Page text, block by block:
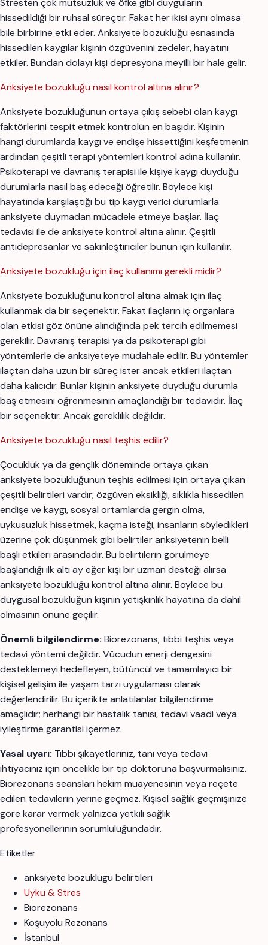
Stresten çok mutsuzluk ve öfke gibi duyguların
hissedildiği bir ruhsal süreçtir. Fakat her ikisi aynı olmasa
bile birbirine etki eder. Anksiyete bozukluğu esnasında
hissedilen kaygılar kişinin özgüvenini zedeler, hayatını
etkiler. Bundan dolayı kişi depresyona meyilli bir hale gelir.
Anksiyete bozukluğu nasıl kontrol altına alınır?
Anksiyete bozukluğunun ortaya çıkış sebebi olan kaygı
faktörlerini tespit etmek kontrolün en başıdır. Kişinin
hangi durumlarda kaygı ve endişe hissettiğini keşfetmenin
ardından çeşitli terapi yöntemleri kontrol adına kullanılır.
Psikoterapi ve davranış terapisi ile kişiye kaygı duyduğu
durumlarla nasıl baş edeceği öğretilir. Böylece kişi
hayatında karşılaştığı bu tip kaygı verici durumlarla
anksiyete duymadan mücadele etmeye başlar. İlaç
tedavisi ile de anksiyete kontrol altına alınır. Çeşitli
antidepresanlar ve sakinleştiriciler bunun için kullanılır.
Anksiyete bozukluğu için ilaç kullanımı gerekli midir?
Anksiyete bozukluğunu kontrol altına almak için ilaç
kullanmak da bir seçenektir. Fakat ilaçların iç organlara
olan etkisi göz önüne alındığında pek tercih edilmemesi
gerekilir. Davranış terapisi ya da psikoterapi gibi
yöntemlerle de anksiyeteye müdahale edilir. Bu yöntemler
ilaçtan daha uzun bir süreç ister ancak etkileri ilaçtan
daha kalıcıdır. Bunlar kişinin anksiyete duyduğu durumla
baş etmesini öğrenmesinin amaçlandığı bir tedavidir. İlaç
bir seçenektir. Ancak gereklilik değildir.
Anksiyete bozukluğu nasıl teşhis edilir?
Çocukluk ya da gençlik döneminde ortaya çıkan
anksiyete bozukluğunun teşhis edilmesi için ortaya çıkan
çeşitli belirtileri vardır; özgüven eksikliği, sıklıkla hissedilen
endişe ve kaygı, sosyal ortamlarda gergin olma,
uykusuzluk hissetmek, kaçma isteği, insanların söyledikleri
üzerine çok düşünmek gibi belirtiler anksiyetenin belli
başlı etkileri arasındadır. Bu belirtilerin görülmeye
başlandığı ilk altı ay eğer kişi bir uzman desteği alırsa
anksiyete bozukluğu kontrol altına alınır. Böylece bu
duygusal bozukluğun kişinin yetişkinlik hayatına da dahil
olmasının önüne geçilir.
Önemli bilgilendirme: Biorezonans; tıbbi teşhis veya
tedavi yöntemi değildir. Vücudun enerji dengesini
desteklemeyi hedefleyen, bütüncül ve tamamlayıcı bir
kişisel gelişim ile yaşam tarzı uygulaması olarak
değerlendirilir. Bu içerikte anlatılanlar bilgilendirme
amaçlıdır; herhangi bir hastalık tanısı, tedavi vaadi veya
iyileştirme garantisi içermez.
Yasal uyarı: Tıbbi şikayetleriniz, tanı veya tedavi
ihtiyacınız için öncelikle bir tıp doktoruna başvurmalısınız.
Biorezonans seansları hekim muayenesinin veya reçete
edilen tedavilerin yerine geçmez. Kişisel sağlık geçmişinize
göre karar vermek yalnızca yetkili sağlık
profesyonellerinin sorumluluğundadır.
Etiketler
anksiyete bozuklugu belirtileri
Uyku & Stres
Biorezonans
Koşuyolu Rezonans
İstanbul